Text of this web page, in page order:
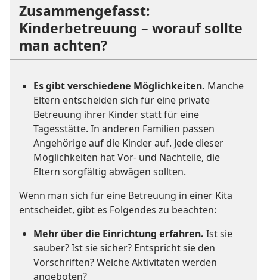
Zusammengefasst:
Kinderbetreuung – worauf sollte
man achten?
Es gibt verschiedene Möglichkeiten. Manche
Eltern entscheiden sich für eine private
Betreuung ihrer Kinder statt für eine
Tagesstätte. In anderen Familien passen
Angehörige auf die Kinder auf. Jede dieser
Möglichkeiten hat Vor- und Nachteile, die
Eltern sorgfältig abwägen sollten.
Wenn man sich für eine Betreuung in einer Kita
entscheidet, gibt es Folgendes zu beachten:
Mehr über die Einrichtung erfahren. Ist sie
sauber? Ist sie sicher? Entspricht sie den
Vorschriften? Welche Aktivitäten werden
angeboten?